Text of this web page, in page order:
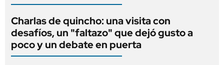
Charlas de quincho: una visita con
desafíos, un "faltazo" que dejó gusto a
poco y un debate en puerta